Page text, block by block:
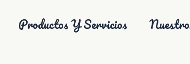
Productos Y Servicios